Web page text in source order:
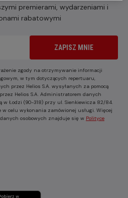
premierami, wydarzeniami i
rabatowymi
ZAPISZ MNIE
zgody na otrzymywanie informacji
w tym dotyczących repertuaru,
przez Helios S.A. wysyłanych za pomocą
Helios S.A. Administratorem danych
w Łodzi (90-318) przy ul. Sienkiewicza 82/84.
celu wykonania zamówionej usługi. Więcej
osobowych znajduje się w Polityce